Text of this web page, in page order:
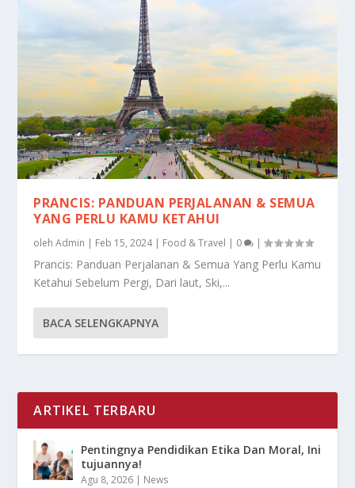
PRANCIS: PANDUAN PERJALANAN & SEMUA
YANG PERLU KAMU KETAHUI
olehAdmin | Feb 15, 2024| Food & Travel | 0 |
Prancis: Panduan Perjalanan & Semua Yang Perlu Kamu
Ketahui Sebelum Pergi, Dari laut, Ski,...
BACA SELENGKAPNYA
ARTIKEL TERBARU
Pentingnya Pendidikan Etika Dan Moral, Ini
tujuannya!
Agu 8, 2026 | News